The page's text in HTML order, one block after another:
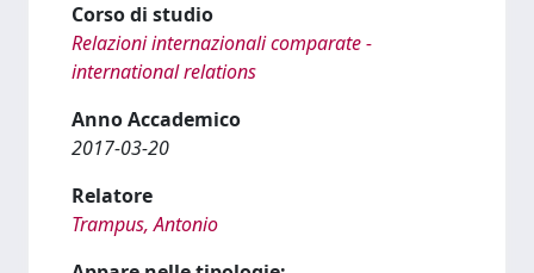
Corso di studio
Relazioni internazionali comparate -
international relations
Anno Accademico
2017-03-20
Relatore
Trampus, Antonio